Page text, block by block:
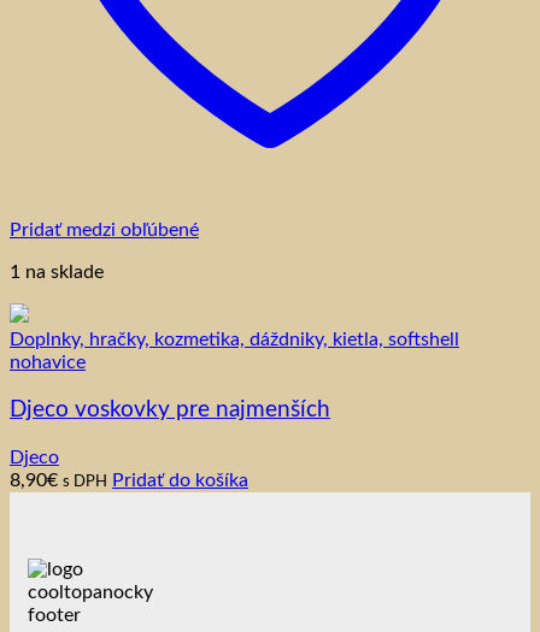
Pridať medzi obľúbené
1 na sklade
Doplnky, hračky, kozmetika, dáždniky, kietla, softshell
nohavice
Djeco voskovky pre najmenších
Djeco
8,90€ s DPH Pridať do košíka